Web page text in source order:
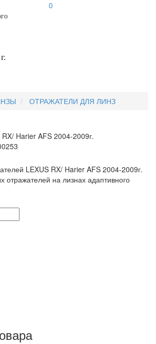
0
ОТРАЖАТЕЛИ ДЛЯ ЛИНЗ
Harier AFS 2004-2009г.
LEXUS RX/ Harier AFS 2004-2009г.
отражателей на лизнах адаптивного